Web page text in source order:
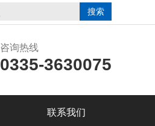
咨询热线
0335-3630075
联系我们